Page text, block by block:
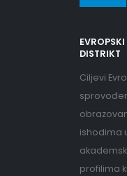
DISTRIKT
Ciljevi
ishodima
profilima